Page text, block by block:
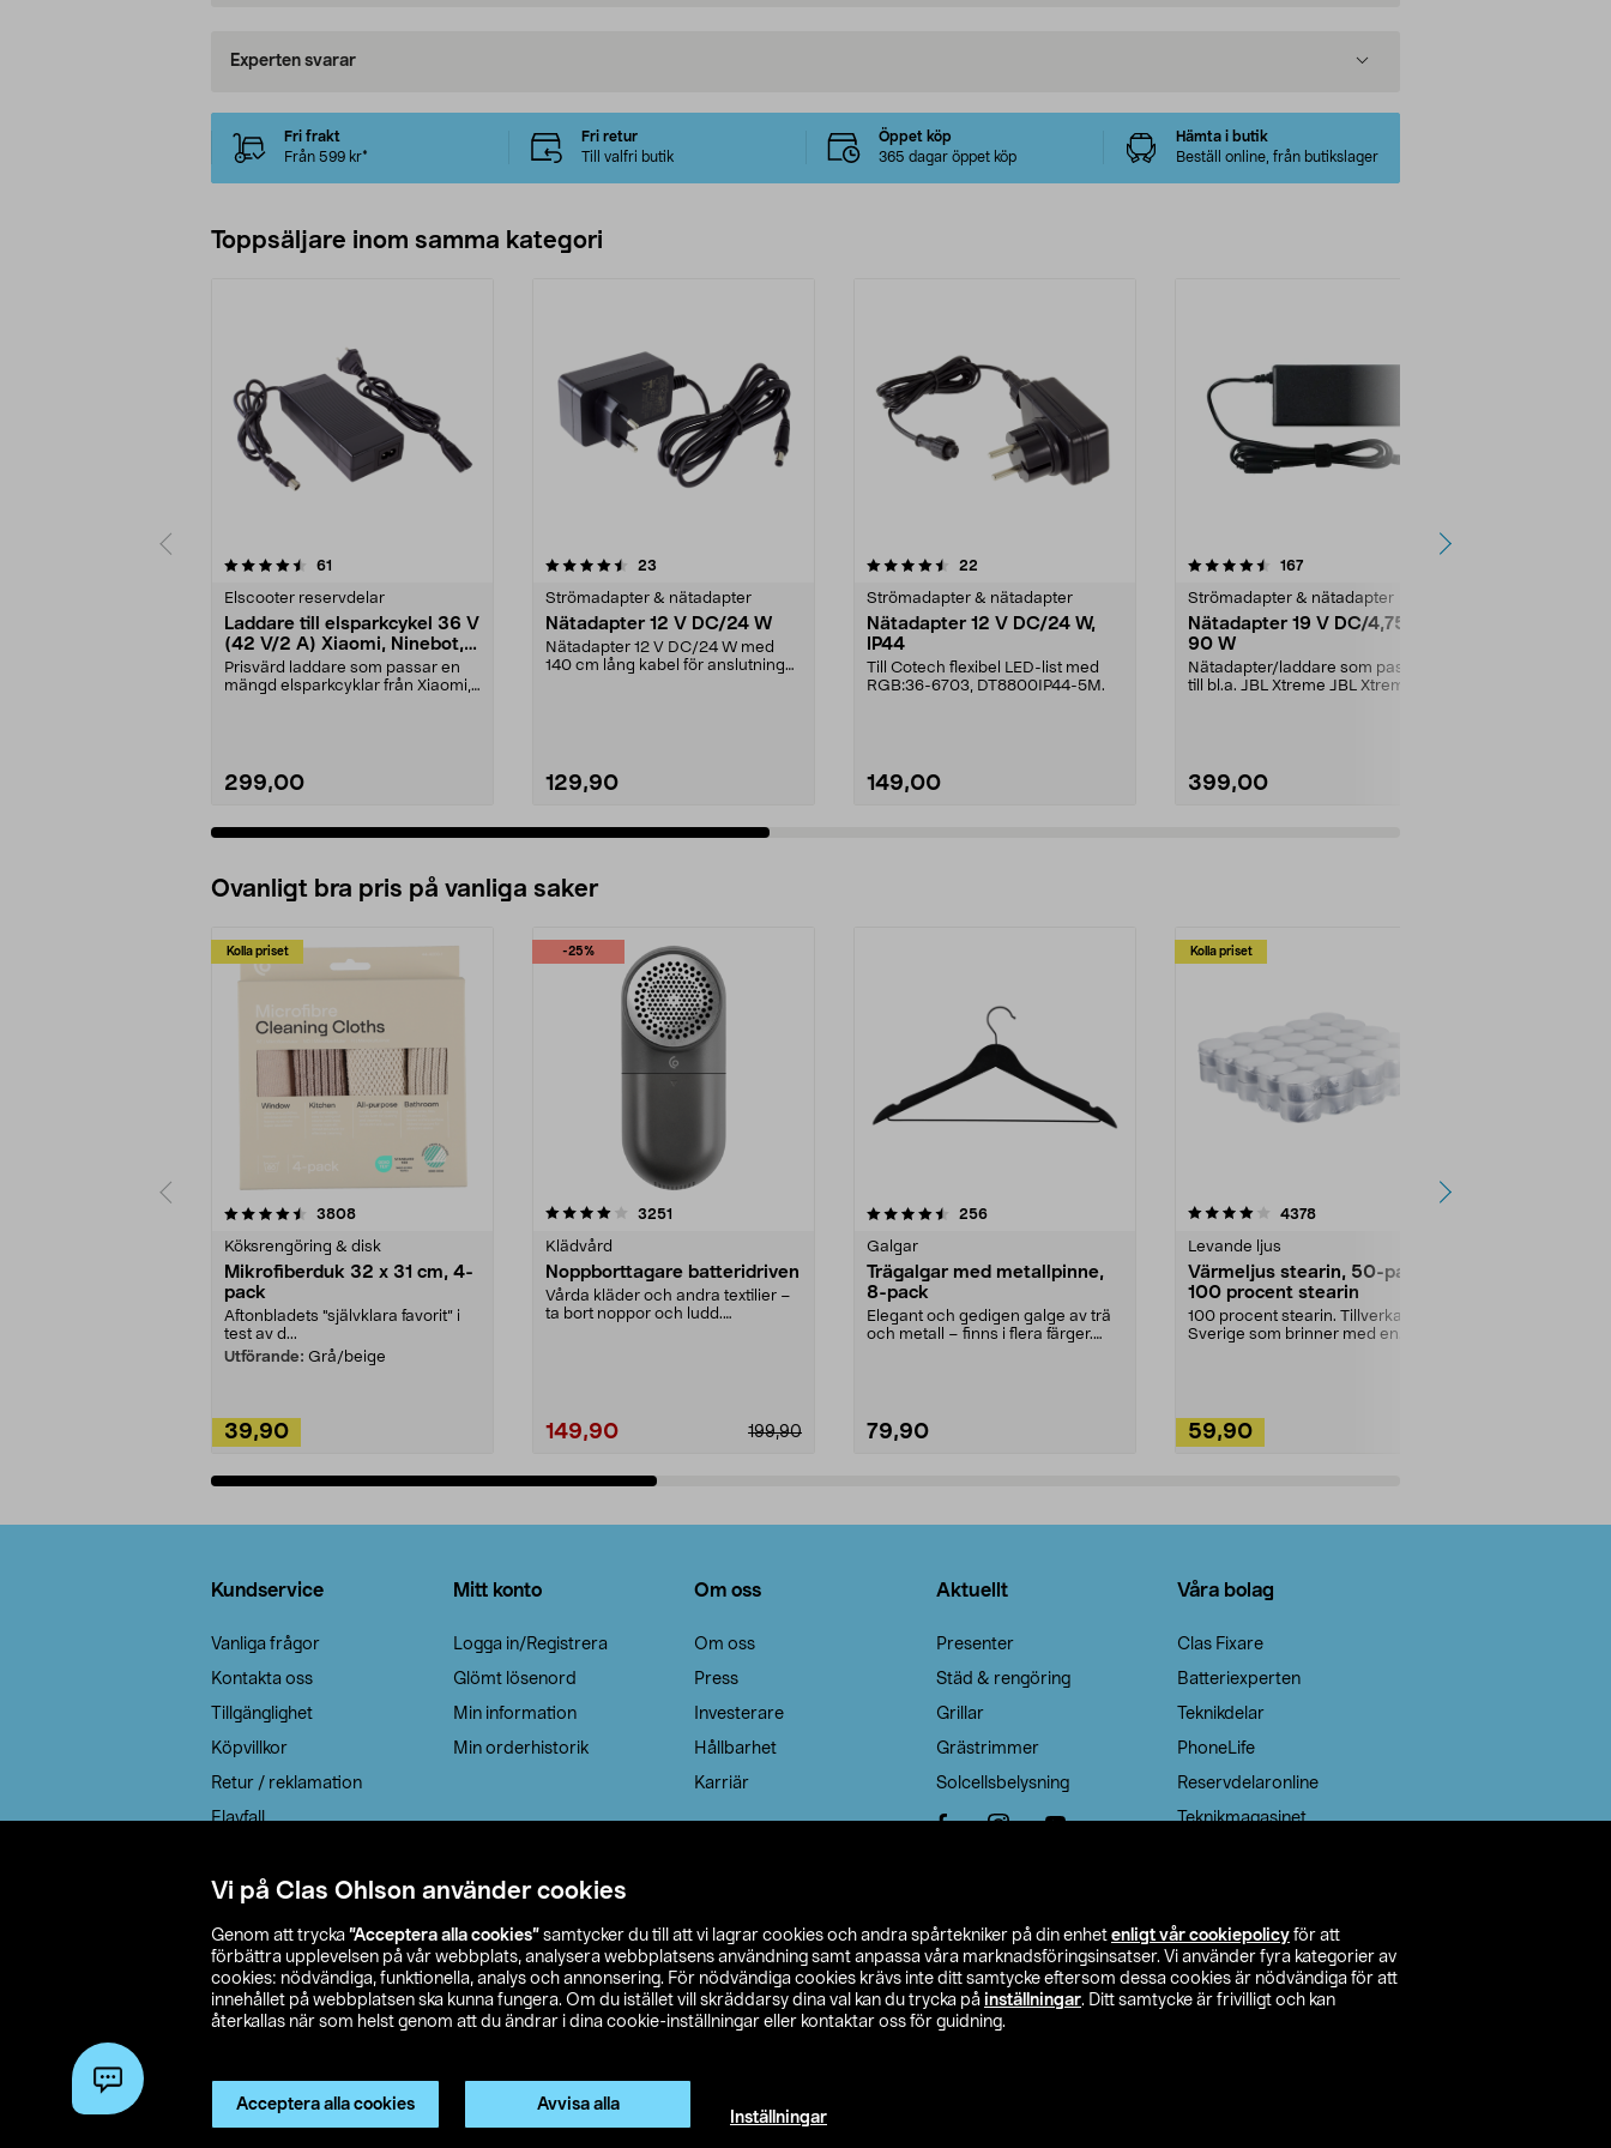
Vi på Clas Ohlson använder cookies
Genom att trycka ”Acceptera alla cookies” samtycker du till att vi lagrar cookies och andra spårtekniker på din enhet enligt vår cookiepolicy för att
förbättra upplevelsen på vår webbplats, analysera webbplatsens användning samt anpassa våra marknadsföringsinsatser. Vi använder fyra kategorier av
cookies: nödvändiga, funktionella, analys och annonsering. För nödvändiga cookies krävs inte ditt samtycke eftersom dessa cookies är nödvändiga för att
innehållet på webbplatsen ska kunna fungera. Om du istället vill skräddarsy dina val kan du trycka på inställningar. Ditt samtycke är frivilligt och kan
återkallas när som helst genom att du ändrar i dina cookie-inställningar eller kontaktar oss för guidning.
Acceptera alla cookies Avvisa alla
Inställningar
Experten svarar
Fri frakt
Från 599 kr*
Fri retur
Till valfri butik
Öppet köp
365 dagar öppet köp
Hämta i butik
Beställ online, från butikslager
Toppsäljare inom samma kategori
61
Elscooter reservdelar
Laddare till elsparkcykel 36 V
(42 V/2 A) Xiaomi, Ninebot,
E-Way m.fl.
Prisvärd laddare som passar en
mängd elsparkcyklar från Xiaomi,
299,00
4.5 av 5 stjärnor 23
Strömadapter & nätadapter
Nätadapter 12 V DC/24 W
Nätadapter 12 V DC/24 W med
140 cm lång kabel för anslutning
129,90
4.5 av 5 stjärnor 22
Strömadapter & nätadapter
Nätadapter 12 V DC/24 W,
IP44
Till Cotech flexibel LED-list med
RGB:36-6703, DT8800IP44-5M.
149,00
4.5 av 5 stjärnor 167recensioner
Strömadapter & nätadapter
Nätadapter 19 V DC/4,75 A,
90 W
Nätadapter/laddare som passar
till bl.a. JBL Xtreme JBL Xtreme
399,00
4.5 av 5 stjärnor
Ovanligt bra pris på vanliga saker
Kolla priset
3808recensioner
Köksrengöring & disk
Mikrofiberduk 32 x 31 cm, 4-
pack
Aftonbladets "självklara favorit” i
test av d...
Utförande: Grå/beige
39,90
-25%
4.0av 5 stjärnor 3251
Klädvård
Noppborttagare batteridriven
Vårda kläder och andra textilier –
ta bort noppor och ludd.
199,90
149,90
4.5av 5 stjärnor 256recensioner
Galgar
Trägalgar med metallpinne,
8-pack
Elegant och gedigen galge av trä
och metall – finns i flera färger.
79,90
Kolla priset
4.0av 5 stjärnor 4378recensioner
Levande ljus
Värmeljus stearin, 50-pack,
100 procent stearin
100 procent stearin. Tillverkade i
Sverige som brinner med en
59,90
4.5av 5 stjärnor
Kundservice
Vanliga frågor
Kontakta oss
Tillgänglighet
Köpvillkor
Retur / reklamation
Elavfall
Leveransalternativ
Mitt konto
Logga in/Registrera
Glömt lösenord
Min information
Min orderhistorik
Om oss
Om oss
Press
Investerare
Hållbarhet
Karriär
Aktuellt
Presenter
Städ & rengöring
Grillar
Grästrimmer
Solcellsbelysning
Våra bolag
Clas Fixare
Batteriexperten
Teknikdelar
PhoneLife
Reservdelaronline
Teknikmagasinet